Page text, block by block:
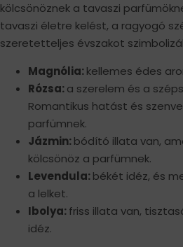
kölcsönöznek a tavaszi
tavaszi életre kelést, a ragyogó
szeretetteljes évszakot
Magnólia:kellemes édes
Rózsa:a szerelem és a
Romantikus hatást és
parfümnek.
Jázmin:bódító illata van,
kölcsönöz a parfümnek.
Levendula:békét idéz, és
a lelket.
Ibolya:friss illata van,
idéz.